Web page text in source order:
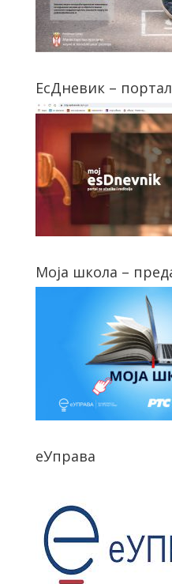
ЕсДневик –
Моја школа –
еУправа